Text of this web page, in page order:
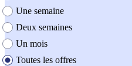
Une semaine
Deux semaines
Un mois
Toutes les offres